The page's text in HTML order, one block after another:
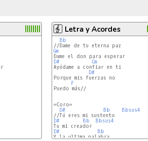
Letra y Acordes
Bb
Gm
D#
Cm
Ayúdame a confiar en ti
D#
Porque mis fuerzas no
F
Puedo más//
=Coro=
D#
Bb
Bbsus4
D#
Bb
Bbsus4
D#
Bb
Y la ultima palabra